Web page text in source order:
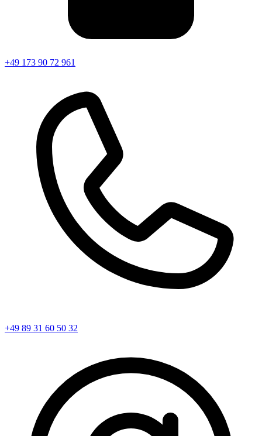
+49 173 90 72 961
+49 89 31 60 50 32